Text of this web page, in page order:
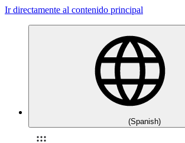
Ir directamente al contenido principal
(Spanish)